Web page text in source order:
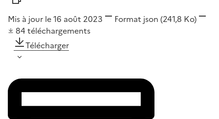
Mis à jour le 16 août 2023 Format json (241,8 Ko)
84 téléchargements
Télécharger